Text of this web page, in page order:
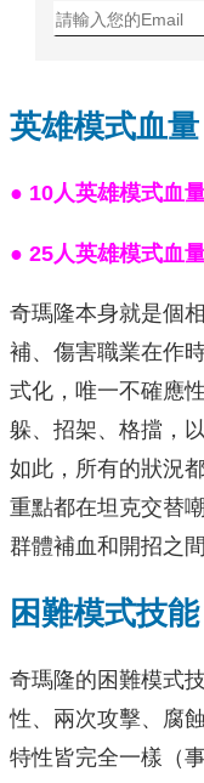
英雄模式血量
● 10人英雄模式血
● 25人英雄模式血
奇瑪隆本身就是個
補、傷害職業在作
式化，唯一不確應
躲、招架、格擋，
如此，所有的狀況
重點都在坦克交替
群體補血和開招之間
困難模式技能
奇瑪隆的困難模式
性、兩次攻擊、腐
特性皆完全一樣（